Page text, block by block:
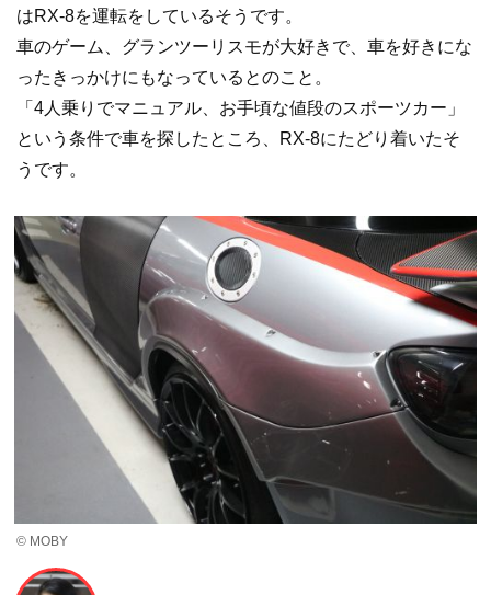
はRX-8を運転をしているそうです。
車のゲーム、グランツーリスモが大好きで、車を好きにな
ったきっかけにもなっているとのこと。
「4人乗りでマニュアル、お手頃な値段のスポーツカー」
という条件で車を探したところ、RX-8にたどり着いたそ
うです。
© MOBY